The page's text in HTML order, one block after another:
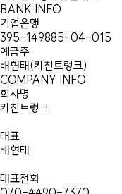
BANK INFO
기업은행
395-149885-04-015
예금주
배현태(키친트렁크)
COMPANY INFO
회사명
키친트렁크
대표
배현태
대표전화